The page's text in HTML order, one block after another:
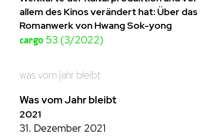
allem des Kinos verändert hat: Über das
Romanwerk von Hwang Sok-yong
cargo 53 (3/2022)
was vom jahr bleibt
Was vom Jahr bleibt
2021
31. Dezember 2021